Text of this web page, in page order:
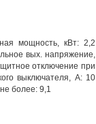
мощность, кВт: 2,2
вых. напряжение,
отключение при
выключателя, А: 10
более: 9,1